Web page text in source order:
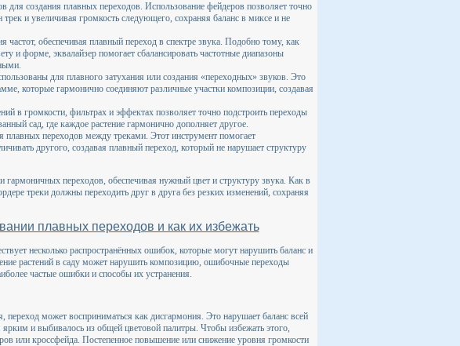
для создания плавных переходов. Использование фейдеров позволяет точно
и увеличивая громкость следующего, сохраняя баланс в миксе и не
частот, обеспечивая плавный переход в спектре звука. Подобно тому, как
и форме, эквалайзер помогает сбалансировать частотные диапазоны
для плавного затухания или создания «переходных» звуков. Это
которые гармонично соединяют различные участки композиции, создавая
в громкости, фильтрах и эффектах позволяет точно подстроить переходы
сад, где каждое растение гармонично дополняет другое.
переходов между треками. Этот инструмент помогает
другого, создавая плавный переход, который не нарушает структуру
переходов, обеспечивая нужный цвет и структуру звука. Как в
треки должны переходить друг в друга без резких изменений, сохраняя
плавных переходов и как их избежать
несколько распространённых ошибок, которые могут нарушить баланс и
растений в саду может нарушить композицию, ошибочные переходы
частые ошибки и способы их устранения.
переход может восприниматься как дисгармония. Это нарушает баланс всей
и выбивалось из общей цветовой палитры. Чтобы избежать этого,
или кроссфейда. Постепенное повышение или снижение уровня громкости